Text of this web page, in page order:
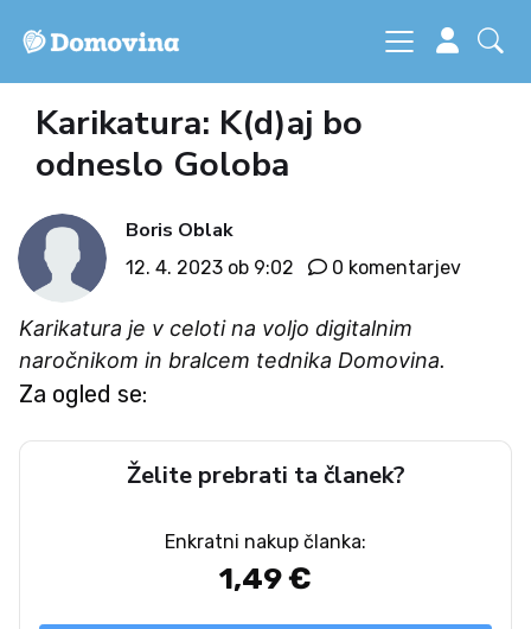
Karikatura: K(d)aj bo
odneslo Goloba
Boris Oblak
12. 4. 2023 ob 9:02 0 komentarjev
Karikatura je v celoti na voljo digitalnim
naročnikom in bralcem tednika Domovina.
Za ogled se:
Želite prebrati ta članek?
Enkratni nakup članka:
1,49 €